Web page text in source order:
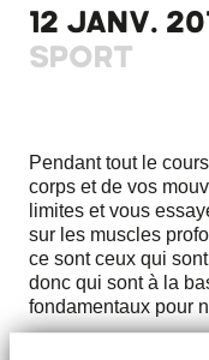
12 JANV.
SPORT
Pendant tout le
corps et de vos
limites et vous
sur les muscles
ce sont ceux qui
donc qui sont à la
fondamentaux pour